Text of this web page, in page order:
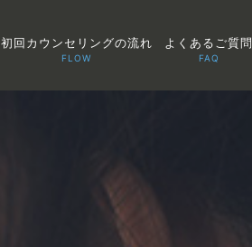
初回カウンセリングの流れ
FLOW
よくあるご質問
FAQ